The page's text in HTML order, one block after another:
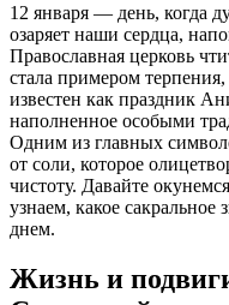
12 января — день, когда
озаряет наши сердца,
Православная церковь
стала примером
известен как праздник
наполненное особыми
Одним из главных
от соли, которое
чистоту. Давайте
узнаем, какое сакральное
днем.
Жизнь и